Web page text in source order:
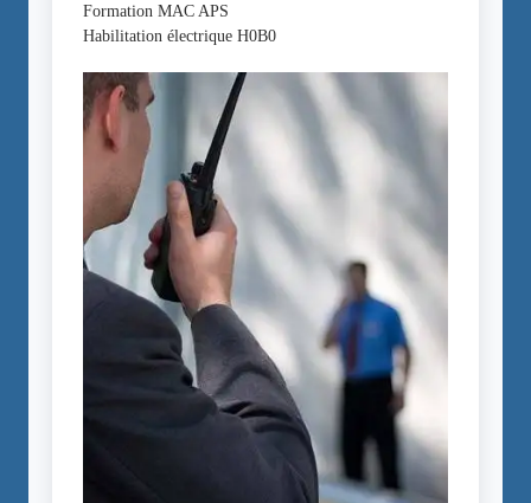
Formation MAC APS
Habilitation électrique H0B0